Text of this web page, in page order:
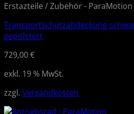
Erstazteile / Zubehör - ParaMotion
Transportschutzabdeckung
gepolstert
729,00€
exkl. 19 % MwSt.
zzgl. Versandkosten